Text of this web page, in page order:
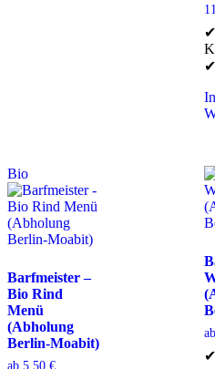
Bio
Barfmeister –
Bio Rind
Menü
(Abholung
Berlin-Moabit)
ab 5,50 €
ab